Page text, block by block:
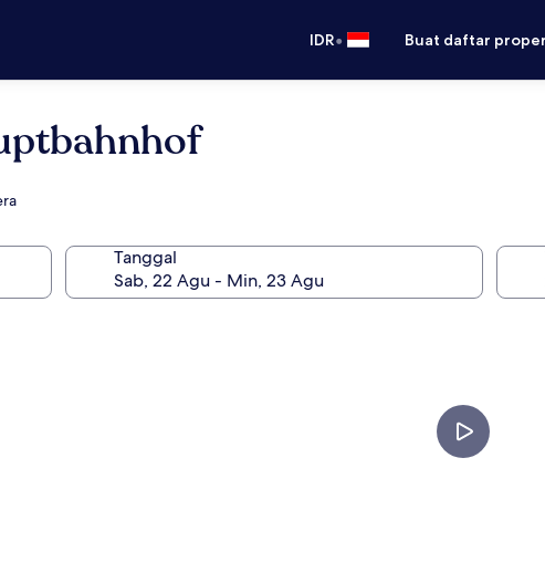
IDR• Buat daftar
Tanggal